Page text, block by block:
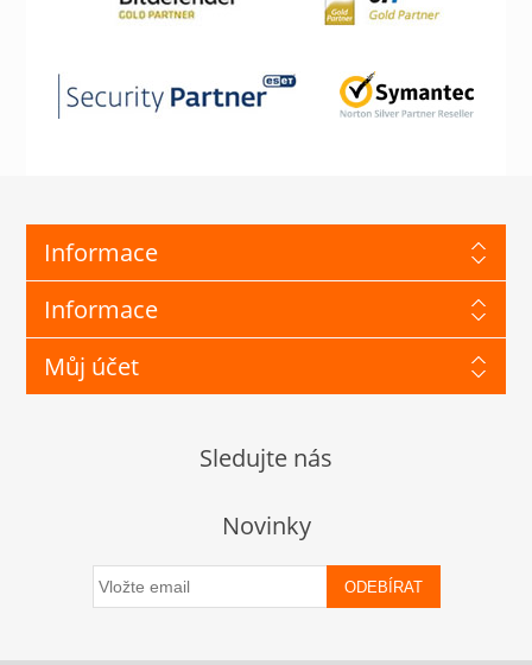
Informace
Informace
Můj účet
Sledujte nás
Novinky
ODEBÍRAT